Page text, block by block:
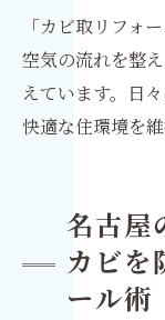
「カビ取リフォ
空気の流れを整
えています。日
快適な住環境を
名古屋
カビを
ール術